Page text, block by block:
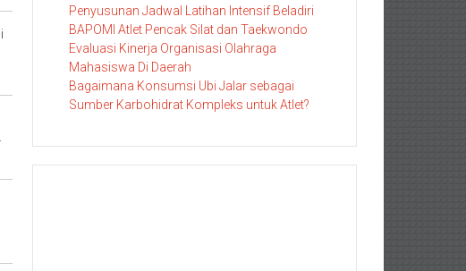
Penyusunan Jadwal Latihan Intensif Beladiri
BAPOMI Atlet Pencak Silat dan Taekwondo
Evaluasi Kinerja Organisasi Olahraga
Mahasiswa Di Daerah
Bagaimana Konsumsi Ubi Jalar sebagai
Sumber Karbohidrat Kompleks untuk Atlet?